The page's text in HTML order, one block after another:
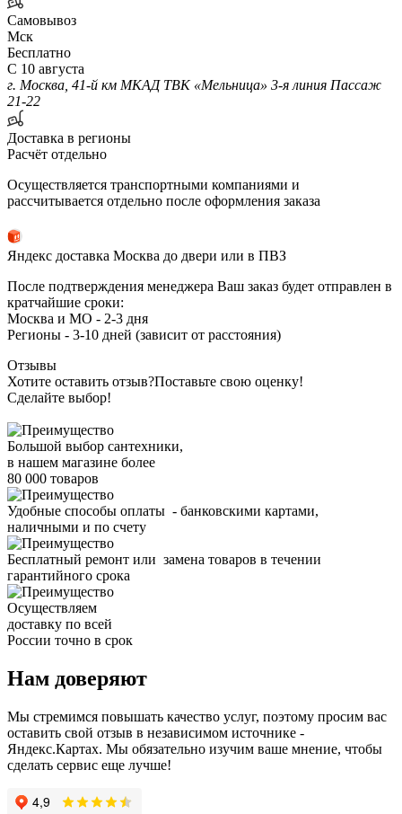
Самовывоз
Мск
Бесплатно
С 10 августа
г. Москва, 41-й км МКАД ТВК «Мельница» 3-я линия Пассаж
21-22
Доставка в регионы
Расчёт отдельно
Осуществляется транспортными компаниями и
рассчитывается отдельно после оформления заказа
Яндекс доставка Москва до двери или в ПВЗ
После подтверждения менеджера Ваш заказ будет отправлен в
кратчайшие сроки:
Москва и МО - 2-3 дня
Регионы - 3-10 дней (зависит от расстояния)
Отзывы
Хотите оставить отзыв?Поставьте свою оценку!
Сделайте выбор!
Большой выбор сантехники,
в нашем магазине более
80 000 товаров
Удобные способы оплаты - банковскими картами,
наличными и по счету
Бесплатный ремонт или замена товаров в течении
гарантийного срока
Осуществляем
доставку по всей
России точно в срок
Нам доверяют
Мы стремимся повышать качество услуг, поэтому просим вас
оставить свой отзыв в независимом источнике -
Яндекс.Картах. Мы обязательно изучим ваше мнение, чтобы
сделать сервис еще лучше!